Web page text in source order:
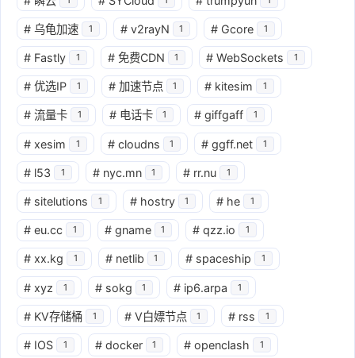
# 乌龟加速 1 # v2rayN 1 # Gcore 1
# Fastly 1 # 免费CDN 1 # WebSockets 1
# 优选IP 1 # 加速节点 1 # kitesim 1
# 流量卡 1 # 电话卡 1 # giffgaff 1
# xesim 1 # cloudns 1 # ggff.net 1
# l53 1 # nyc.mn 1 # rr.nu 1
# sitelutions 1 # hostry 1 # he 1
# eu.cc 1 # gname 1 # qzz.io 1
# xx.kg 1 # netlib 1 # spaceship 1
# xyz 1 # sokg 1 # ip6.arpa 1
# KV存储桶 1 # V白嫖节点 1 # rss 1
# IOS 1 # docker 1 # openclash 1